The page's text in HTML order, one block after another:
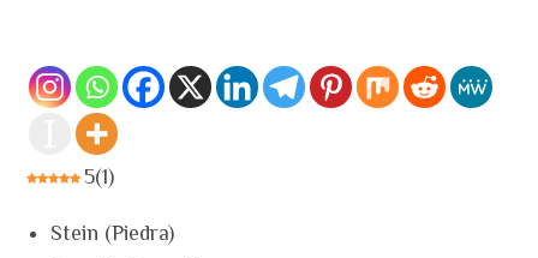
5(1)
Stein (Piedra)